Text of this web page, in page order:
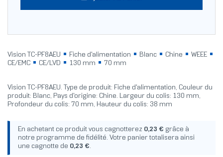
Vision TC-PF8AEU Fiche d'alimentation Blanc Chine
WEEE
CE/EMC
CE/LVD 130 mm 70 mm
Vision TC-PF8AEU. Type de produit: Fiche d'alimentation, Couleur du
produit: Blanc, Pays d'origine: Chine. Largeur du colis: 130 mm,
Profondeur du colis: 70 mm, Hauteur du colis: 38 mm
En achetant ce produit vous cagnotterez 0,23 € grâce à
notre programme de fidélité. Votre panier totalisera ainsi
une cagnotte de 0,23 €.